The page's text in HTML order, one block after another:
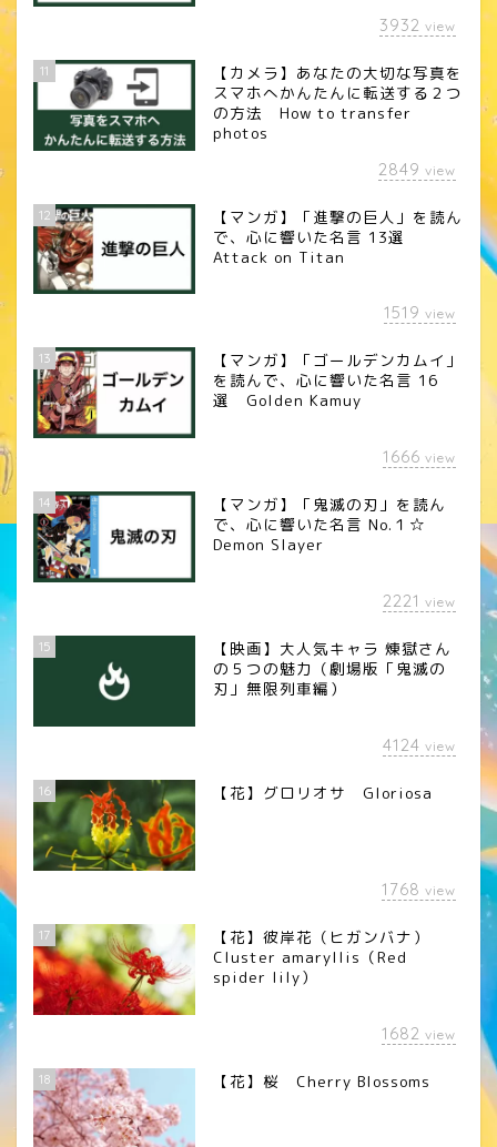
3932 view
11
【カメラ】あなたの大切な写真を
スマホへかんたんに転送する２つ
の方法 How to transfer
photos
2849 view
12
【マンガ】「進撃の巨人」を読ん
で、心に響いた名言 13選
Attack on Titan
1519 view
13
【マンガ】「ゴールデンカムイ」
を読んで、心に響いた名言 16
選 Golden Kamuy
1666 view
14
【マンガ】「鬼滅の刃」を読ん
で、心に響いた名言 No.１☆
Demon Slayer
2221 view
15
【映画】大人気キャラ 煉󠄁獄さん
の５つの魅力（劇場版「鬼滅の
刃」無限列車編）
4124 view
16 【花】グロリオサ Gloriosa
1768 view
17
【花】彼岸花（ヒガンバナ）
Cluster amaryllis（Red
spider lily）
1682 view
18 【花】桜 Cherry Blossoms